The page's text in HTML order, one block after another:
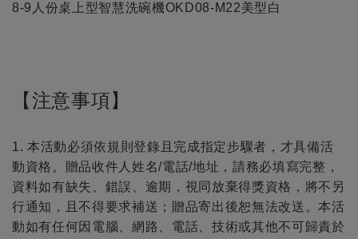
8-9人份桌上型智慧洗碗機OKD08-M22美型白
【注意事項】
1. 本活動必須依規則登錄且完成指定步驟者，才具備活
動資格。贈品收件人姓名/電話/地址，請務必填寫完整，
資料如有缺失、錯誤、逾期，視同放棄得獎資格，將不另
行通知，且不得要求補送；贈品寄出後恕無法改送。本活
動如有任何因電腦、網路、電話、技術或其他不可歸責於